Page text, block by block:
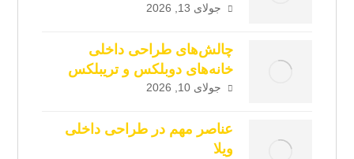
جولای 13, 2026
چالش‌های طراحی داخلی
خانه‌های دوبلکس و تریبلکس
جولای 10, 2026
عناصر مهم در طراحی داخلی
ویلا